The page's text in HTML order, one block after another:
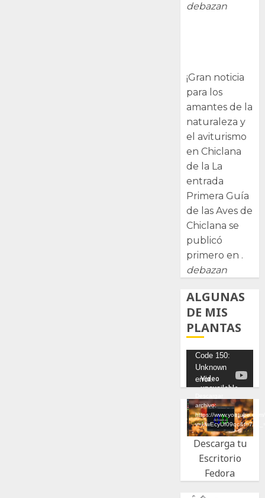
debazan
¡Gran noticia
para los
amantes de la
naturaleza y
el aviturismo
en Chiclana
de la La
entrada
Primera Guía
de las Aves de
Chiclana se
publicó
primero en .
debazan
ALGUNAS
DE MIS
PLANTAS
Reproductor
de
vídeo
Code 150:
Unknown
error.
archivo:
https://
Descarga tu
Escritorio
Fedora